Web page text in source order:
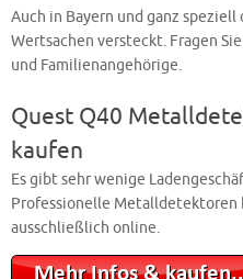
Auch in Bayern und ganz
Wertsachen versteckt. Fragen
und Familienangehörige.
Quest Q40
kaufen
Es gibt sehr wenige
Professionelle Metalldetektoren
ausschließlich online.